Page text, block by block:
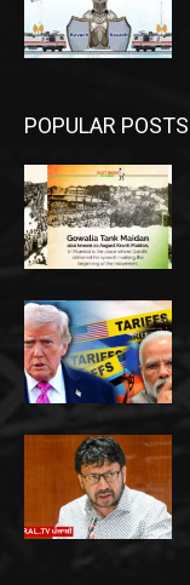
POPULAR POSTS